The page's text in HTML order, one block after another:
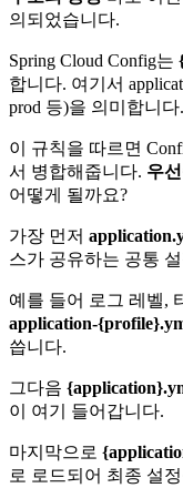
의되었습니다.
Spring Cloud Config는
합니다. 여기서
prod 등)을 의미합니다.
이 규칙을 따르면
서 병합해줍니다. 우
어떻게 될까요?
가장 먼저
스가 공유하는 공통
예를 들어 로그 레벨,
application-
씁니다.
그다음
이 여기 들어갑니다.
마지막으로
로 로드되어 최종 설